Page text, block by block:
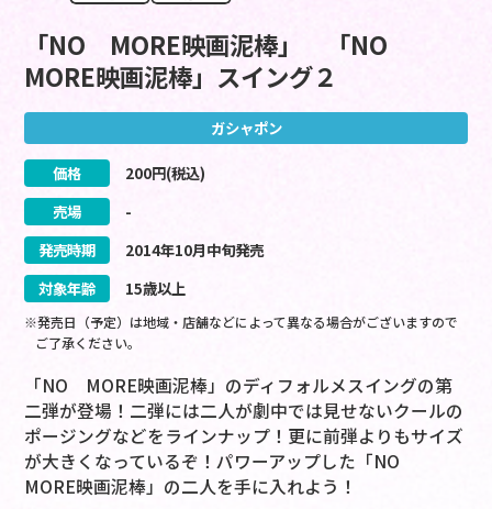
「NO MORE映画泥棒」 「NO
MORE映画泥棒」スイング２
ガシャポン
価格 200円(税込)
売場
-
発売時期
2014年10月中旬発売
対象年齢
15歳以上
※発売日（予定）は地域・店舗などによって異なる場合がございますので
ご了承ください。
「NO MORE映画泥棒」のディフォルメスイングの第
二弾が登場！二弾には二人が劇中では見せないクールの
ポージングなどをラインナップ！更に前弾よりもサイズ
が大きくなっているぞ！パワーアップした「NO
MORE映画泥棒」の二人を手に入れよう！